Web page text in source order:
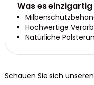
Was es
Hochwertige
Natürliche
Schauen Sie sich